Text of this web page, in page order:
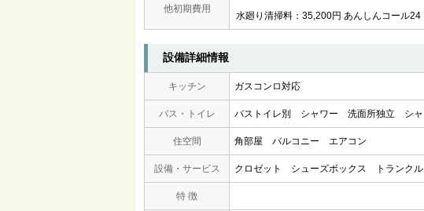
他初期費用
水廻り清掃料：35,200円 あんしんコール24
設備詳細情報
キッチン ガスコンロ対応
バス・トイレ バストイレ別 シャワー 洗面所独立 シ
住空間 角部屋 バルコニー エアコン
設備・サービス クロゼット シューズボックス トランク
特 徴